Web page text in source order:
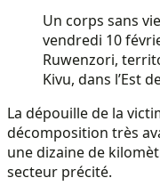
Un corps sans
vendredi 10
Ruwenzori,
Kivu, dans l’Est
La dépouille de la
décomposition très
une dizaine de
secteur précité.